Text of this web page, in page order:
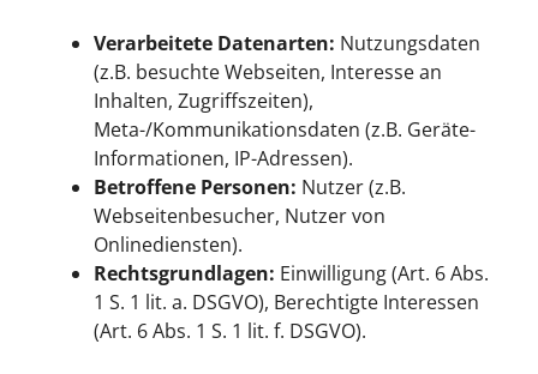
Verarbeitete Datenarten: Nutzungsdaten
(z.B. besuchte Webseiten, Interesse an
Inhalten, Zugriffszeiten),
Meta-/Kommunikationsdaten (z.B. Geräte-
Informationen, IP-Adressen).
Betroffene Personen: Nutzer (z.B.
Webseitenbesucher, Nutzer von
Onlinediensten).
Rechtsgrundlagen: Einwilligung (Art. 6 Abs.
1 S. 1 lit. a. DSGVO), Berechtigte Interessen
(Art. 6 Abs. 1 S. 1 lit. f. DSGVO).